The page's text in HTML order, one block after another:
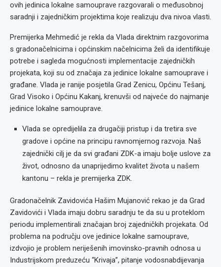
ovih jedinica lokalne samouprave razgovarali o međusobnoj
saradnji i zajedničkim projektima koje realizuju dva nivoa vlasti.
Premijerka Mehmedić je rekla da Vlada direktnim razgovorima
s gradonačelnicima i općinskim načelnicima želi da identifikuje
potrebe i sagleda mogućnosti implementacije zajedničkih
projekata, koji su od značaja za jedinice lokalne samouprave i
građane. Vlada je ranije posjetila Grad Zenicu, Općinu Tešanj,
Grad Visoko i Općinu Kakanj, krenuvši od najveće do najmanje
jedinice lokalne samouprave.
Vlada se opredijelila za drugačiji pristup i da tretira sve
gradove i općine na principu ravnomjernog razvoja. Naš
zajednički cilj je da svi građani ZDK-a imaju bolje uslove za
život, odnosno da unaprijedimo kvalitet života u našem
kantonu – rekla je premijerka ZDK.
Gradonačelnik Zavidovića Hašim Mujanović rekao je da Grad
Zavidovići i Vlada imaju dobru saradnju te da su u proteklom
periodu implementirali značajan broj zajedničkih projekata. Od
problema na području ove jedinice lokalne samouprave,
izdvojio je problem neriješenih imovinsko-pravnih odnosa u
Industrijskom preduzeću “Krivaja”, pitanje vodosnabdijevanja